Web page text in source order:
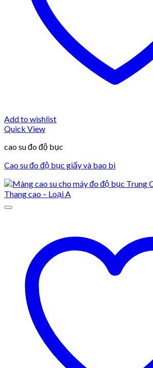
Add to wishlist
Quick View
cao su đo độ bục
Cao su đo độ bục giấy và bao bì